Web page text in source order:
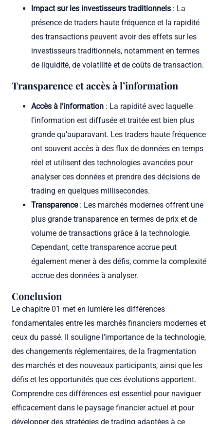
Impact sur les investisseurs traditionnels : La
présence de traders haute fréquence et la rapidité
des transactions peuvent avoir des effets sur les
investisseurs traditionnels, notamment en termes
de liquidité, de volatilité et de coûts de transaction.
Transparence et accès à l’information
Accès à l’information : La rapidité avec laquelle
l’information est diffusée et traitée est bien plus
grande qu’auparavant. Les traders haute fréquence
ont souvent accès à des flux de données en temps
réel et utilisent des technologies avancées pour
analyser ces données et prendre des décisions de
trading en quelques millisecondes.
Transparence: Les marchés modernes offrent une
plus grande transparence en termes de prix et de
volume de transactions grâce à la technologie.
Cependant, cette transparence accrue peut
également mener à des défis, comme la complexité
accrue des données à analyser.
Conclusion
Le chapitre 01 met en lumière les différences
fondamentales entre les marchés financiers modernes et
ceux du passé. Il souligne l’importance de la technologie,
des changements réglementaires, de la fragmentation
des marchés et des nouveaux participants, ainsi que les
défis et les opportunités que ces évolutions apportent.
Comprendre ces différences est essentiel pour naviguer
efficacement dans le paysage financier actuel et pour
développer des stratégies de trading adaptées à ce